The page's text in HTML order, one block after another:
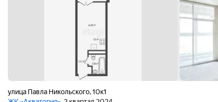
улица Павла Никольского,10к1